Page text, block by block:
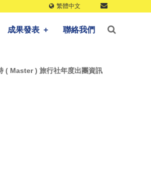
繁體中文
成果發表 + 聯絡我們
( Master ) 旅行社年度出團資訊